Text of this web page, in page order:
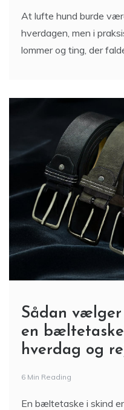
At lufte hund burde
hverdagen, men i
lommer og ting, der
Sådan
en
hverdag og
6 Min Reading
En bæltetaske i skind